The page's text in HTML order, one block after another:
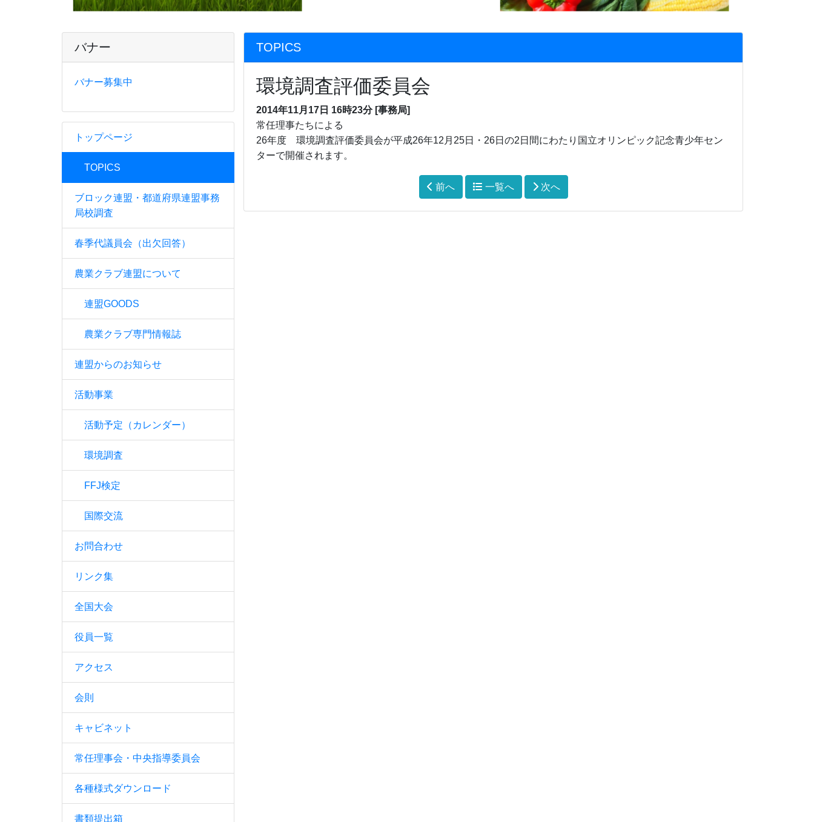
バナー
バナー募集中
トップページ
TOPICS
ブロック連盟・都道府県連盟事務
局校調査
春季代議員会（出欠回答）
農業クラブ連盟について
連盟GOODS
農業クラブ専門情報誌
連盟からのお知らせ
活動事業
活動予定（カレンダー）
環境調査
FFJ検定
国際交流
お問合わせ
リンク集
全国大会
役員一覧
アクセス
会則
キャビネット
常任理事会・中央指導委員会
各種様式ダウンロード
書類提出箱
TOPICS
環境調査評価委員会
2014年11月17日 16時23分 [事務局]
常任理事たちによる
26年度 環境調査評価委員会が平成26年12月25日・26日の2日間にわたり国立オリンピック記念青少年セン
ターで開催されます。
前へ 一覧へ 次へ